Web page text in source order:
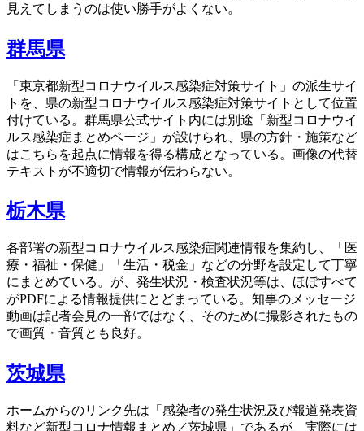
見えてしまうのは使い勝手がよくない。
群馬県
「東京都新型コロナウイルス感染症対策サイト」の派生サイ
トを、県の新型コロナウイルス感染症対策サイトとして位置
付けている。群馬県公式サイト内には別途「新型コロナウイ
ルス感染症まとめページ」が設けられ、県の方針・施策など
はこちらを起点に情報を得る構成となっている。画像の代替
テキストが不適切で情報が伝わらない。
栃木県
各部署の新型コロナウイルス感染症関連情報を集約し、「医
療・福祉・保健」「生活・税金」などの分野を設定して丁寧
にまとめている。が、発生状況・検査状況等は、ほぼすべて
がPDFによる情報提供にとどまっている。知事のメッセージ
動画は記者会見の一部ではなく、そのために撮影されたもの
で画質・音質とも良好。
茨城県
ホームからのリンク先は「感染者の発生状況及び報道発表資
料など新型コロナ情報まとめ／茨城県」であるが、実際には